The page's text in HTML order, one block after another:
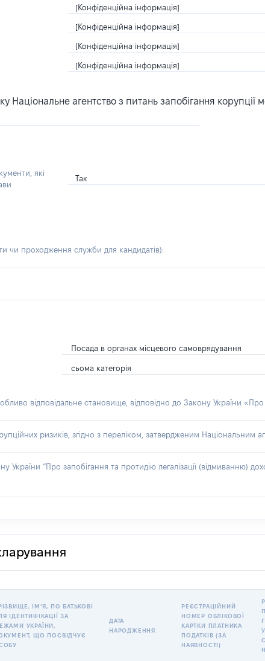
[Конфіденційна інформація]
[Конфіденційна інформація]
[Конфіденційна інформація]
[Конфіденційна інформація]
агентство з питань запобігання
які
Так
чи проходження служби для кандидатів):
Посада в органах місцевого самоврядування
сьома категорія
відповідальне становище, відповідно до Закону України «Про
ризиків, згідно з переліком, затвердженим Національним
України “Про запобігання та протидію легалізації
ІМʼЯ, ПО БАТЬКОВІ
ІДЕНТИФІКАЦІЇ ЗА
УКРАЇНИ,
ЩО ПОСВІДЧУЄ
ДАТА
НАРОДЖЕННЯ
РЕЄСТРАЦІЙНИЙ
НОМЕР ОБЛІКОВОЇ
КАРТКИ ПЛАТНИКА
ПОДАТКІВ (ЗА
НАЯВНОСТІ)